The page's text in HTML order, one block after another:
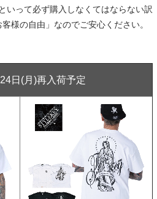
いって必ず購入しなくてはならない訳
様の自由」なのでご安心ください。
日(月)再入荷予定